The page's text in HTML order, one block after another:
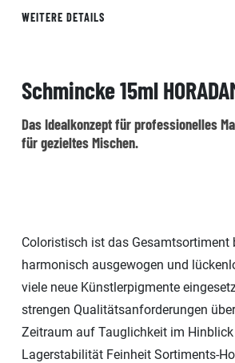
WEITERE DETAILS
Schmincke 15ml
Das Idealkonzept für professionelles
für gezieltes Mischen.
Coloristisch ist das Gesamtsortiment
harmonisch ausgewogen und
viele neue Künstlerpigmente
strengen Qualitätsanforderungen
Zeitraum auf Tauglichkeit im
Lagerstabilität Feinheit Sortiments-